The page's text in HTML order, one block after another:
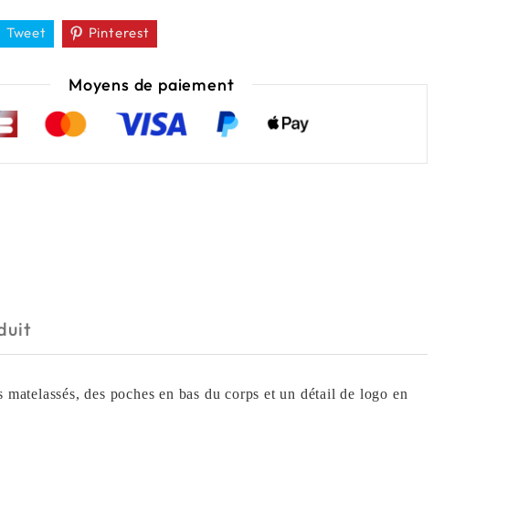
Tweet Pinterest
Moyens de paiement
des poches en bas du corps et un détail de logo en